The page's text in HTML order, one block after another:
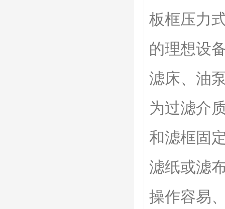
板框压力
的理想设
滤床、油
为过滤介
和滤框固
滤纸或滤
操作容易